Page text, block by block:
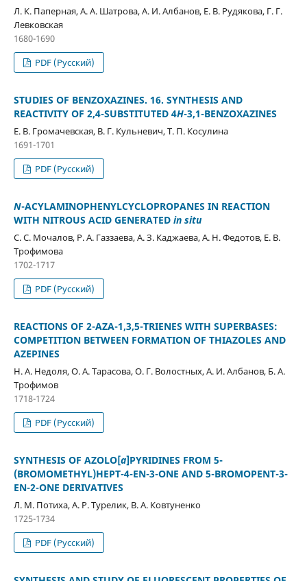
Л. К. Паперная, А. А. Шатрова, А. И. Албанов, Е. В. Рудякова, Г. Г.
Левковская
1680-1690
PDF (Русский)
STUDIES OF BENZOXAZINES. 16. SYNTHESIS AND
REACTIVITY OF 2,4-SUBSTITUTED 4H-3,1-BENZOXAZINES
Е. В. Громачевская, В. Г. Кульневич, Т. П. Косулина
1691-1701
PDF (Русский)
N-ACYLAMINOPHENYLCYCLOPROPANES IN REACTION
WITH NITROUS ACID GENERATED in situ
С. С. Мочалов, Р. А. Газзаева, А. З. Каджаева, А. Н. Федотов, Е. В.
Трофимова
1702-1717
PDF (Русский)
REACTIONS OF 2-AZA-1,3,5-TRIENES WITH SUPERBASES:
COMPETITION BETWEEN FORMATION OF THIAZOLES AND
AZEPINES
Н. А. Недоля, О. А. Тарасова, О. Г. Волостных, А. И. Албанов, Б. А.
Трофимов
1718-1724
PDF (Русский)
SYNTHESIS OF AZOLO[a]PYRIDINES FROM 5-
(BROMOMETHYL)HEPT-4-EN-3-ONE AND 5-BROMOPENT-3-
EN-2-ONE DERIVATIVES
Л. М. Потиха, А. Р. Турелик, В. А. Ковтуненко
1725-1734
PDF (Русский)